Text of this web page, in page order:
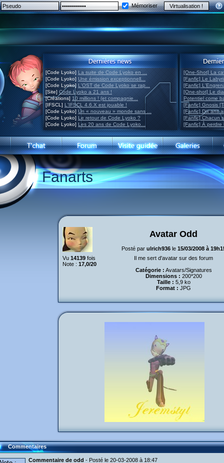
Mémoriser
[Code Lyoko] La suite de Code Lyoko en ...
[Code Lyoko] Une émission exceptionnell...
[Code Lyoko] L'OST de Code Lyoko se rap...
[Site] Code Lyoko a 21 ans !
[Créations] 10 millions ! (et compagnie...
[IFSCL] L'IFSCL 4.6.X est jouable !
[Code Lyoko] Un « nouveau » monde sans ...
[Code Lyoko] Le retour de Code Lyoko ?
[Code Lyoko] Les 20 ans de Code Lyoko...
[One-Shot] La
[Fanfic] Le
[Fanfic]
[One-shot] Le
Potentiel come
[Fanfic] Gnosis
[Fanfic] Dix ans
[Fanfic] Chacun
[Fanfic] À perdre
Fanarts
Avatar Odd
Posté par ulrich936le 15/03/2008 à
Vu 14139fois
Note : 17,0/20
Il me sert d'avatar sur des forum
Catégorie : Avatars/Signatures
Dimensions : 200*200
Taille : 5,9 ko
Format : JPG
Commentaires
Commentaire de odd - Posté le 20-03-2008 à 18:47